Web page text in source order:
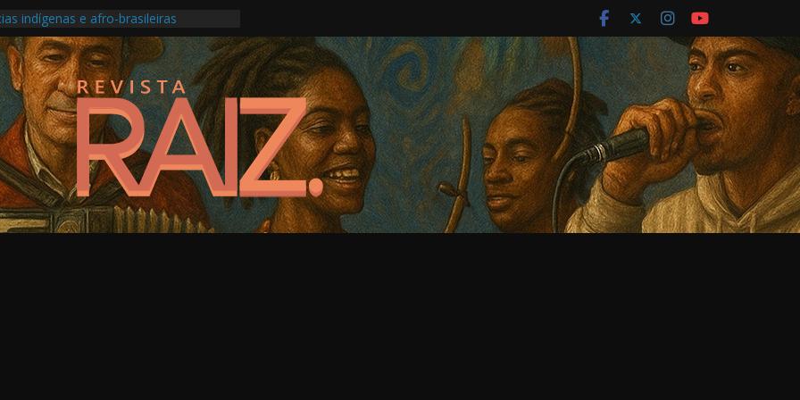
indígenas e afro-brasileiras
roda carioca em álbum ao vivo
Festival do Patrimônio em São Paulo
musical ligada à saúde mental
Pontos de Cultura e as escolas